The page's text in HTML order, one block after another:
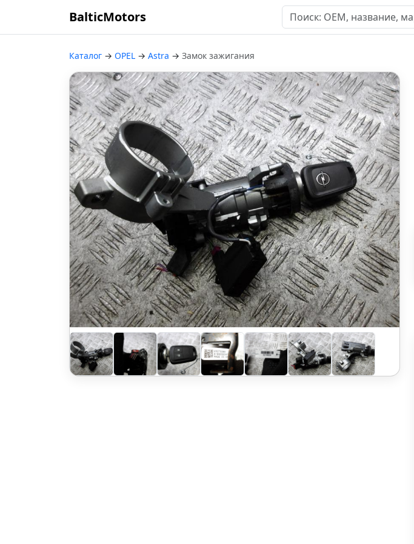
BalticMotors
Каталог → OPEL → Astra → Замок зажигания